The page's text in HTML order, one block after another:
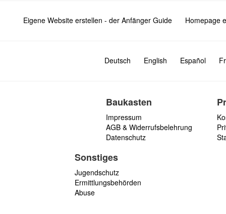
Eigene Website erstellen - der Anfänger Guide Homepage
Deutsch English Español
Baukasten
Impressum
AGB & Widerrufsbelehrung
Datenschutz
Sonstiges
Jugendschutz
Ermittlungsbehörden
Abuse